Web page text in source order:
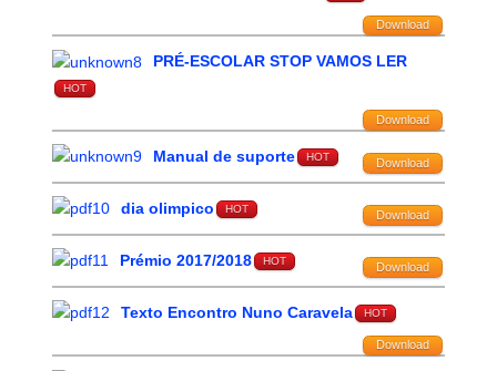
Download
PRÉ-ESCOLAR STOP VAMOS LER
HOT
Download
Manual de suporte HOT Download
dia olimpico HOT Download
Prémio 2017/2018 HOT Download
Texto Encontro Nuno Caravela HOT
Download